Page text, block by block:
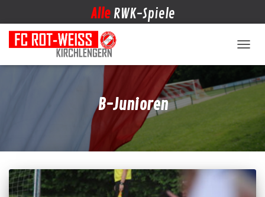
Alle RWK-Spiele
B-Junioren